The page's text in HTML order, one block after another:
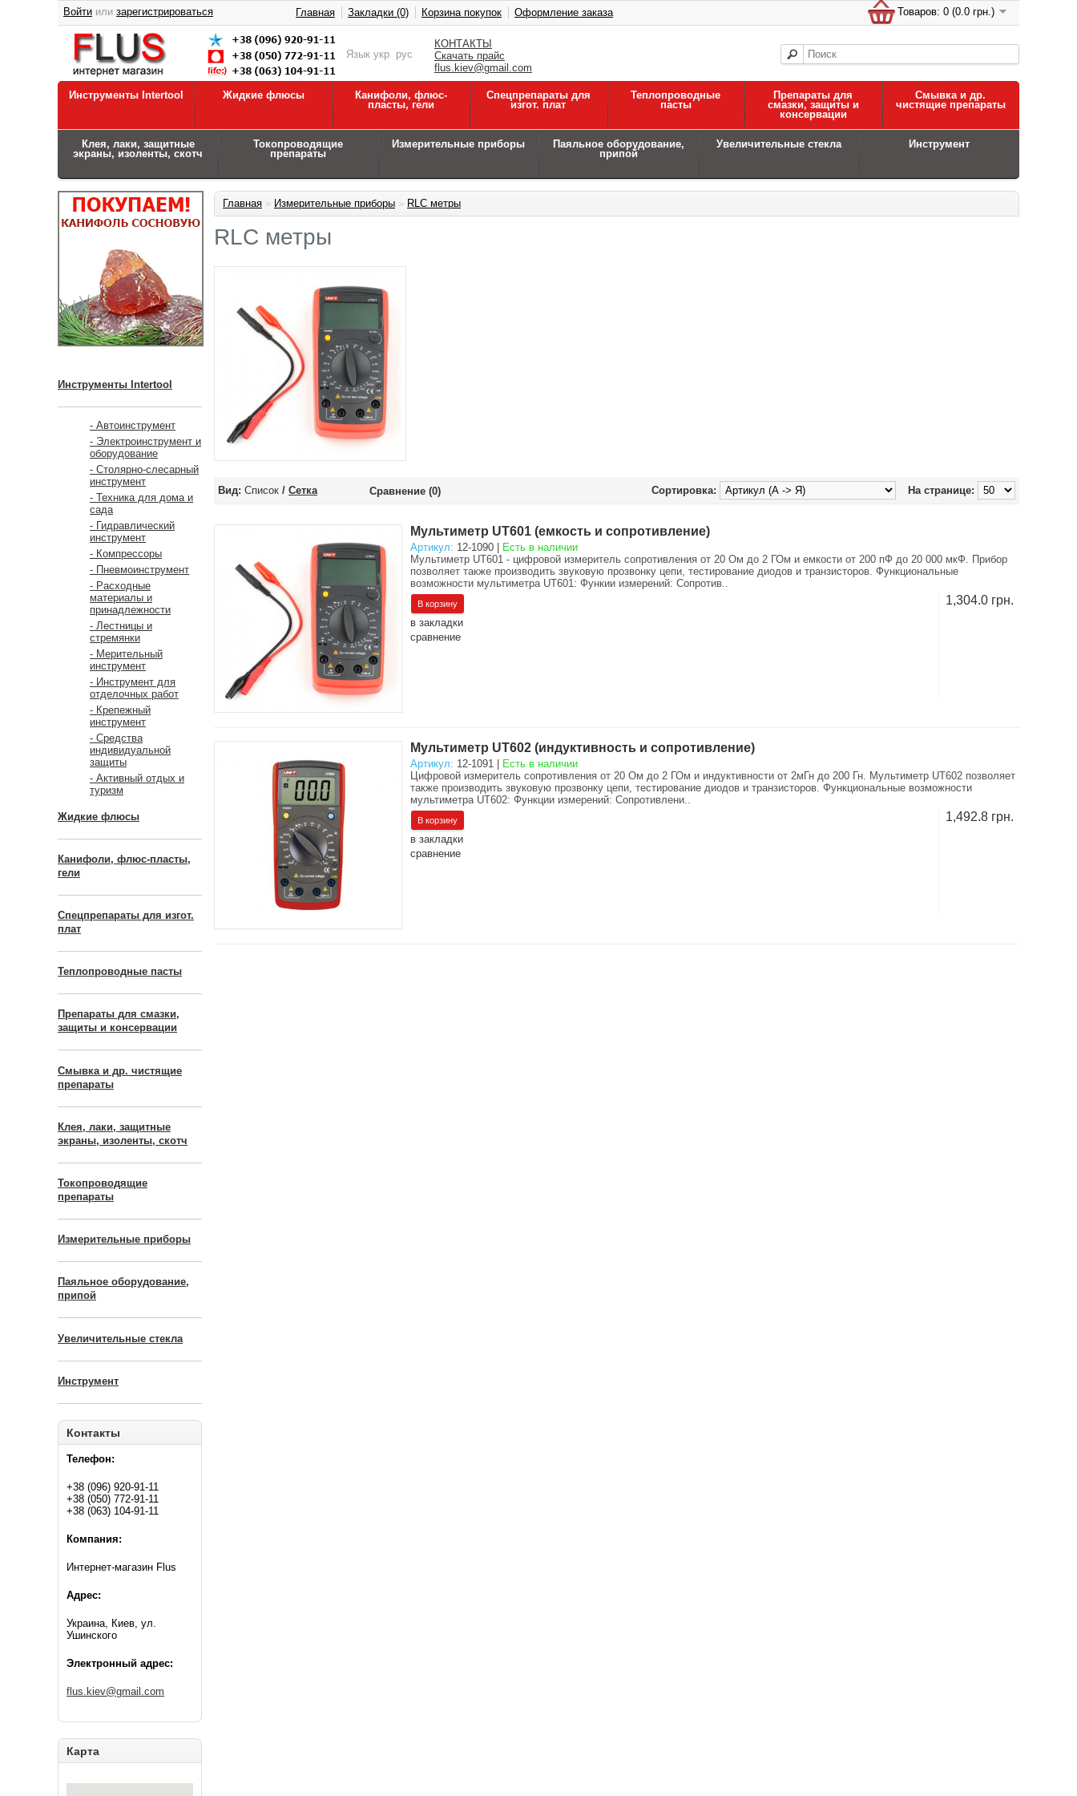
КОНТАКТЫ
Скачать прайс
flus.kiev@gmail.com
Язык укр рус
Товаров: 0 (0.0 грн.)
Войти или зарегистрироваться Главная Закладки (0) Корзина покупок Оформление заказа
Инструменты Intertool Жидкие флюсы
Канифоли, флюс-
пласты, гели
Спецпрепараты для
изгот. плат
Теплопроводные
пасты
Препараты для
смазки, защиты и
консервации
Смывка и др.
чистящие препараты
Клея, лаки, защитные
экраны, изоленты, скотч
Токопроводящие
препараты
Измерительные приборы
Паяльное оборудование,
припой
Увеличительные стекла Инструмент
Инструменты Intertool
- Автоинструмент
- Электроинструмент и
оборудование
- Столярно-слесарный
инструмент
- Техника для дома и
сада
- Гидравлический
инструмент
- Компрессоры
- Пневмоинструмент
- Расходные
материалы и
принадлежности
- Лестницы и
стремянки
- Мерительный
инструмент
- Инструмент для
отделочных работ
- Крепежный
инструмент
- Средства
индивидуальной
защиты
- Активный отдых и
туризм
Жидкие флюсы
Канифоли, флюс-пласты,
гели
Спецпрепараты для изгот.
плат
Теплопроводные пасты
Препараты для смазки,
защиты и консервации
Смывка и др. чистящие
препараты
Клея, лаки, защитные
экраны, изоленты, скотч
Токопроводящие
препараты
Измерительные приборы
Паяльное оборудование,
припой
Увеличительные стекла
Инструмент
Контакты
Телефон:
+38 (096) 920-91-11
+38 (050) 772-91-11
+38 (063) 104-91-11
Компания:
Интернет-магазин Flus
Адрес:
Украина, Киев, ул.
Ушинского
Электронный адрес:
flus.kiev@gmail.com
Карта
Главная » Измерительные приборы » RLC метры
RLC метры
Вид: Список / Сетка На странице:
Сравнение (0) Сортировка:
Мультиметр UT601 (емкость и сопротивление)
Артикул: 12-1090 |
Есть в наличии
Мультиметр UT601 - цифровой измеритель сопротивления от 20 Ом до 2 ГОм и емкости от 200 пФ до 20 000 мкФ. Прибор
позволяет также производить звуковую прозвонку цепи, тестирование диодов и транзисторов. Функциональные
возможности мультиметра UT601: Функии измерений: Сопротив..
1,304.0 грн.
в закладки
сравнение
Мультиметр UT602 (индуктивность и сопротивление)
Артикул: 12-1091 |
Есть в наличии
Цифровой измеритель сопротивления от 20 Ом до 2 ГОм и индуктивности от 2мГн до 200 Гн. Мультиметр UT602 позволяет
также производить звуковую прозвонку цепи, тестирование диодов и транзисторов. Функциональные возможности
мультиметра UT602: Функции измерений: Сопротивлени..
1,492.8 грн.
в закладки
сравнение